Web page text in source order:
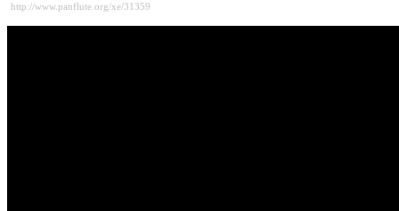
http://www.panflute.org/xe/31359